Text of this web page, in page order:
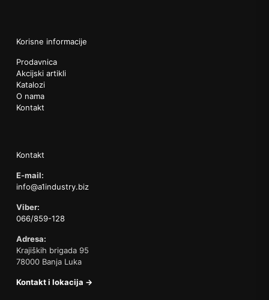
Korisne informacije
Prodavnica
Akcijski artikli
Katalozi
O nama
Kontakt
Kontakt
E-mail:
info@a1industry.biz
Viber:
066/859-128
Adresa:
Krajiških brigada 95
78000 Banja Luka
Kontakt i lokacija →